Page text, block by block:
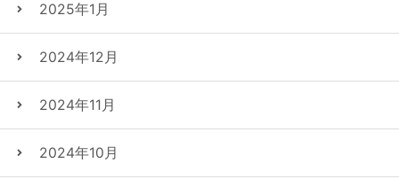
2025年1月
2024年12月
2024年11月
2024年10月